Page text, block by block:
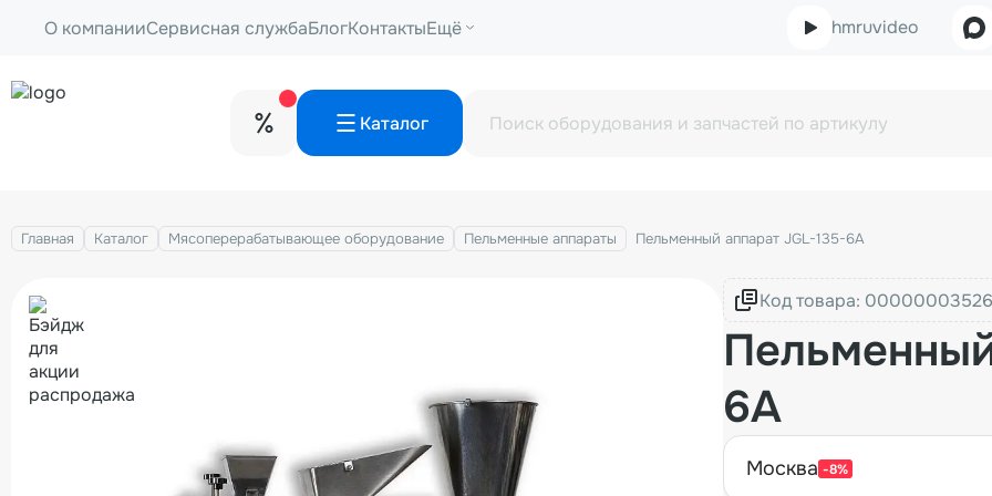
О компанииСервисная службаБлогКонтактыЕщё hmruvideo
Каталог
Главная Каталог Мясоперерабатывающее оборудование Пельменные аппараты Пельменный аппарат JGL-135-6A
Код товара:
6A
москва -8%